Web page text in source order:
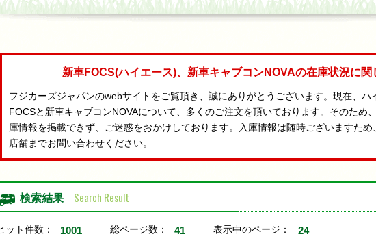
新車FOCS(ハイエース)、新車キャブコンNOVAの在庫状況に関
フジカーズジャパンのwebサイトをご覧頂き、誠にありがとうございます。現在、ハ
FOCSと新車キャブコンNOVAについて、多くのご注文を頂いております。そのため
庫情報を掲載できず、ご迷惑をおかけしております。入庫情報は随時ございますた
店舗までお問い合わせください。
検索結果 Search Result
ット件数： 1001 総ページ数： 41 表示中のページ： 24